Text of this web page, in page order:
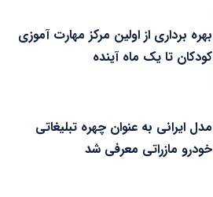
بهره برداری از اولین مرکز مهارت آموزی
کودکان تا یک ماه آینده
مدل ایرانی به عنوان چهره تبلیغاتی
خودرو مازراتی معرفی شد